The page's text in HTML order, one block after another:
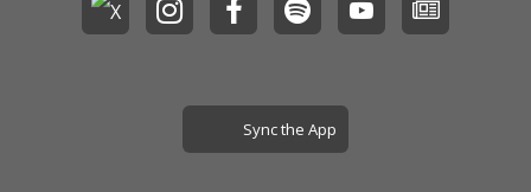
Sync the App